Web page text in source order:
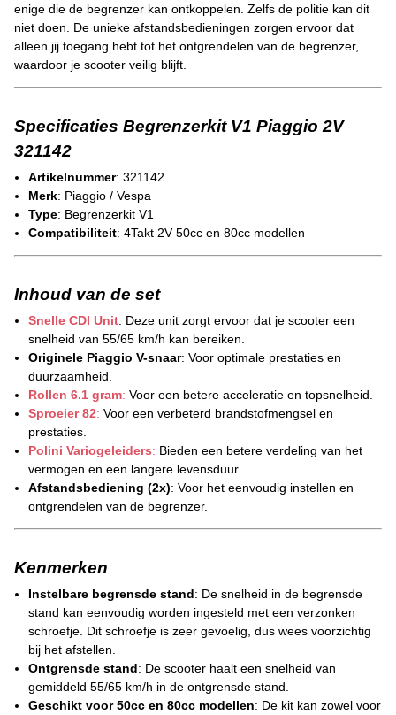
enige die de begrenzer kan ontkoppelen. Zelfs de politie kan dit
niet doen. De unieke afstandsbedieningen zorgen ervoor dat
alleen jij toegang hebt tot het ontgrendelen van de begrenzer,
waardoor je scooter veilig blijft.
Specificaties Begrenzerkit V1 Piaggio 2V
321142
Artikelnummer: 321142
Merk: Piaggio / Vespa
Type: Begrenzerkit V1
Compatibiliteit: 4Takt 2V 50cc en 80cc modellen
Inhoud van de set
Snelle CDI Unit: Deze unit zorgt ervoor dat je scooter een
snelheid van 55/65 km/h kan bereiken.
Originele Piaggio V-snaar: Voor optimale prestaties en
duurzaamheid.
Rollen 6.1 gram: Voor een betere acceleratie en topsnelheid.
Sproeier 82: Voor een verbeterd brandstofmengsel en
prestaties.
Polini Variogeleiders: Bieden een betere verdeling van het
vermogen en een langere levensduur.
Afstandsbediening (2x): Voor het eenvoudig instellen en
ontgrendelen van de begrenzer.
Kenmerken
Instelbare begrensde stand: De snelheid in de begrensde
stand kan eenvoudig worden ingesteld met een verzonken
schroefje. Dit schroefje is zeer gevoelig, dus wees voorzichtig
bij het afstellen.
Ontgrensde stand: De scooter haalt een snelheid van
gemiddeld 55/65 km/h in de ontgrensde stand.
Geschikt voor 50cc en 80cc modellen: De kit kan zowel voor